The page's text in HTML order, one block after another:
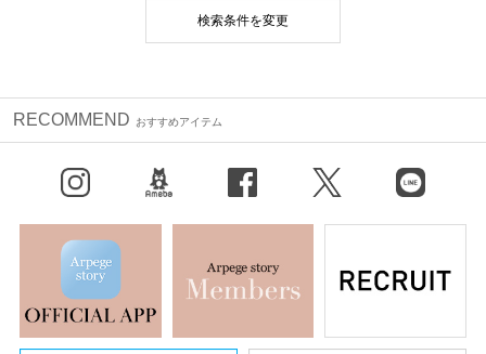
検索条件を変更
RECOMMEND おすすめアイテム
X（旧Twitter） LINE